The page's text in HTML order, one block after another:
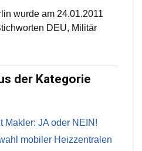
wurde am 24.01.2011
DEU, Militär
der Kategorie
Makler: JA oder NEIN!
mobiler Heizzentralen